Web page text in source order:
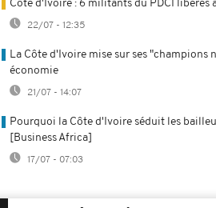
Côte d'Ivoire : 6 militants du PDCI libérés
22/07 - 12:35
La Côte d'Ivoire mise sur ses "champions
économie
21/07 - 14:07
Pourquoi la Côte d'Ivoire séduit les
[Business Africa]
17/07 - 07:03